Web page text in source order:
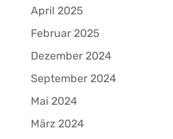
April 2025
Februar 2025
Dezember 2024
September 2024
Mai 2024
März 2024